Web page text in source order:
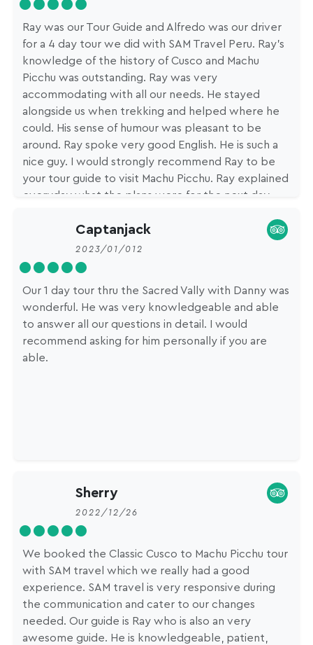
Ray was our Tour Guide and Alfredo was our driver
for a 4 day tour we did with SAM Travel Peru. Ray's
knowledge of the history of Cusco and Machu
Picchu was outstanding. Ray was very
accommodating with all our needs. He stayed
alongside us when trekking and helped where he
could. His sense of humour was pleasant to be
around. Ray spoke very good English. He is such a
nice guy. I would strongly recommend Ray to be
your tour guide to visit Machu Picchu. Ray explained
everyday what the plans were for the next day,
Captanjack
2023/01/012
Our 1 day tour thru the Sacred Vally with Danny was
wonderful. He was very knowledgeable and able
to answer all our questions in detail. I would
recommend asking for him personally if you are
able.
Sherry
2022/12/26
We booked the Classic Cusco to Machu Picchu tour
with SAM travel which we really had a good
experience. SAM travel is very responsive during
the communication and cater to our changes
needed. Our guide is Ray who is also an very
awesome guide. He is knowledgeable, patient,